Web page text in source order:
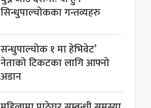
सिन्धुपाल्चोकका गन्तव्यहरु
सन्धुपाल्चोक १ मा हेभिवेट’
नेताको टिकटका लागि आफ्नो
अडान